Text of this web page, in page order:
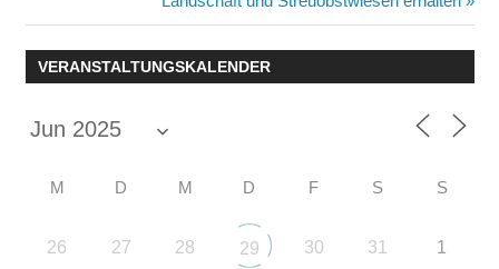
Beitrag:
VERANSTALTUNGSKALENDER
M D M D F S S
26 27 28 29 30 31 1